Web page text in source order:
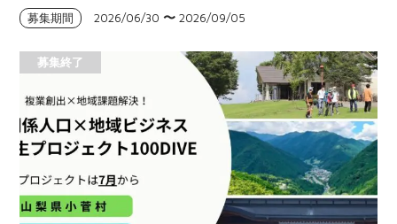
募集期間 2026/06/30 〜2026/09/05
募集終了